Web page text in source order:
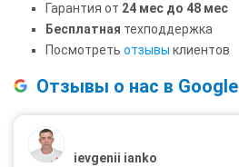
Гарантия от 24 мес до 48 мес
Бесплатная техподдержка
Посмотреть отзывы клиентов
Отзывы о нас в Google
ievgenii ianko